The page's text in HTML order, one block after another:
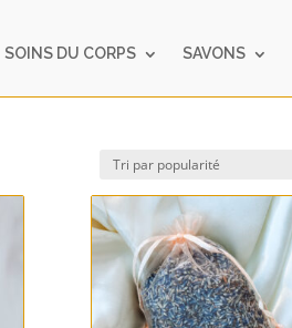
SOINS DU CORPS SAVONS